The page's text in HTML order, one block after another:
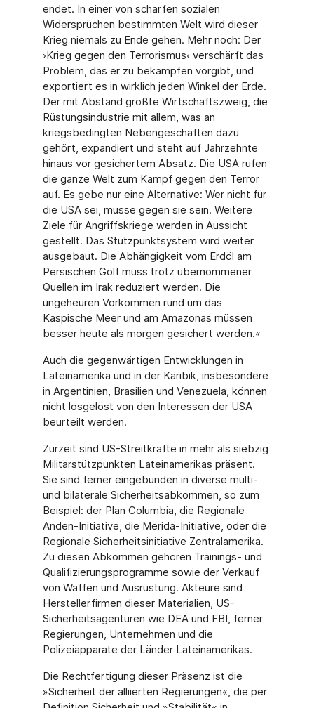
endet. In einer von scharfen sozialen
Widersprüchen bestimmten Welt wird dieser
Krieg niemals zu Ende gehen. Mehr noch: Der
›Krieg gegen den Terrorismus‹ verschärft das
Problem, das er zu bekämpfen vorgibt, und
exportiert es in wirklich jeden Winkel der Erde.
Der mit Abstand größte Wirtschaftszweig, die
Rüstungsindustrie mit allem, was an
kriegsbedingten Nebengeschäften dazu
gehört, expandiert und steht auf Jahrzehnte
hinaus vor gesichertem Absatz. Die USA rufen
die ganze Welt zum Kampf gegen den Terror
auf. Es gebe nur eine Alternative: Wer nicht für
die USA sei, müsse gegen sie sein. Weitere
Ziele für Angriffskriege werden in Aussicht
gestellt. Das Stützpunktsystem wird weiter
ausgebaut. Die Abhängigkeit vom Erdöl am
Persischen Golf muss trotz übernommener
Quellen im Irak reduziert werden. Die
ungeheuren Vorkommen rund um das
Kaspische Meer und am Amazonas müssen
besser heute als morgen gesichert werden.«
Auch die gegenwärtigen Entwicklungen in
Lateinamerika und in der Karibik, insbesondere
in Argentinien, Brasilien und Venezuela, können
nicht losgelöst von den Interessen der USA
beurteilt werden.
Zurzeit sind US-Streitkräfte in mehr als siebzig
Militärstützpunkten Lateinamerikas präsent.
Sie sind ferner eingebunden in diverse multi-
und bilaterale Sicherheitsabkommen, so zum
Beispiel: der Plan Columbia, die Regionale
Anden-Initiative, die Merida-Initiative, oder die
Regionale Sicherheitsinitiative Zentralamerika.
Zu diesen Abkommen gehören Trainings- und
Qualifizierungsprogramme sowie der Verkauf
von Waffen und Ausrüstung. Akteure sind
Herstellerfirmen dieser Materialien, US-
Sicherheitsagenturen wie DEA und FBI, ferner
Regierungen, Unternehmen und die
Polizeiapparate der Länder Lateinamerikas.
Die Rechtfertigung dieser Präsenz ist die
»Sicherheit der alliierten Regierungen«, die per